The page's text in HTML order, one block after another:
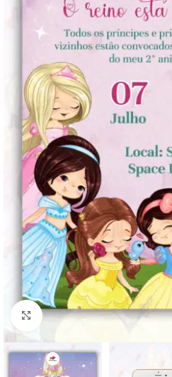
Clique para ampliar